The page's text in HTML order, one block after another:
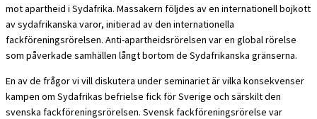
mot apartheid i Sydafrika. Massakern följdes av en internationell bojkott
av sydafrikanska varor, initierad av den internationella
fackföreningsrörelsen. Anti-apartheidsrörelsen var en global rörelse
som påverkade samhällen långt bortom de Sydafrikanska gränserna.
En av de frågor vi vill diskutera under seminariet är vilka konsekvenser
kampen om Sydafrikas befrielse fick för Sverige och särskilt den
svenska fackföreningsrörelsen. Svensk fackföreningsrörelse var